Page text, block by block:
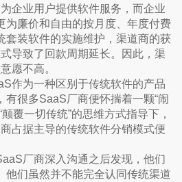
企业用户提供软件服务，而企业
为廉价和自由的按月度、年度付费
套装软件的实施维护，渠道商的获
导致了回款周期延长。因此，渠
愿不高。
作为一种区别于传统软件的产品
很多SaaS厂商便怀揣着一颗“闹
覆一切传统”的思维方式指导下，
占据主导的传统软件分销模式便
厂商深入沟通之后发现，他们
他们虽然并不能完全认同传统渠道